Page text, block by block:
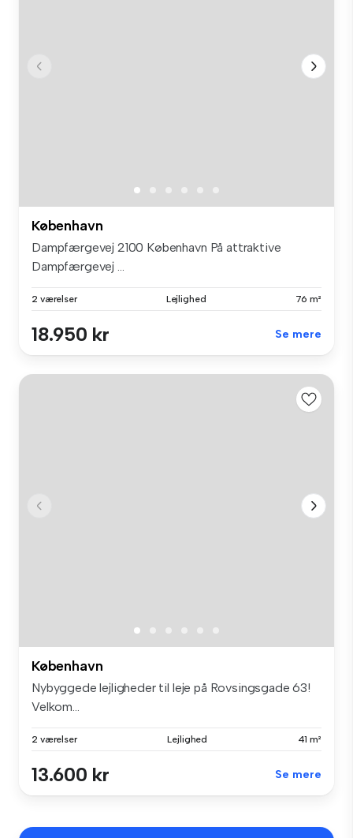
København
Dampfærgevej 2100 København På attraktive
Dampfærgevej ...
2 værelser Lejlighed 76 m²
18.950 kr Se mere
København
Nybyggede lejligheder til leje på Rovsingsgade 63!
Velkom...
2 værelser Lejlighed 41 m²
13.600 kr Se mere